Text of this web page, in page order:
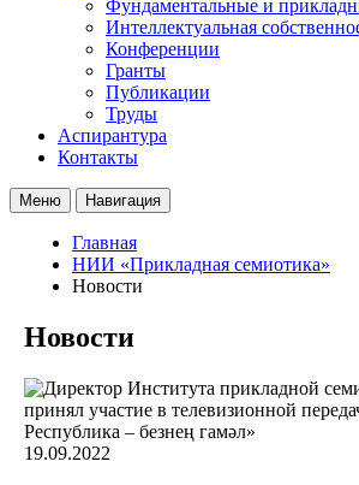
Фундаментальные и
Интеллектуальная
Конференции
Гранты
Публикации
Труды
Аспирантура
Контакты
Меню Навигация
Главная
НИИ «Прикладная семиотика»
Новости
Новости
19.09.2022